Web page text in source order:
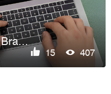
SmartMed Clinics. Branding, Logo-design & Web-concept.
15 407